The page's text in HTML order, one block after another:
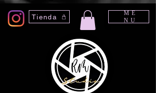
Tienda
ME
NU